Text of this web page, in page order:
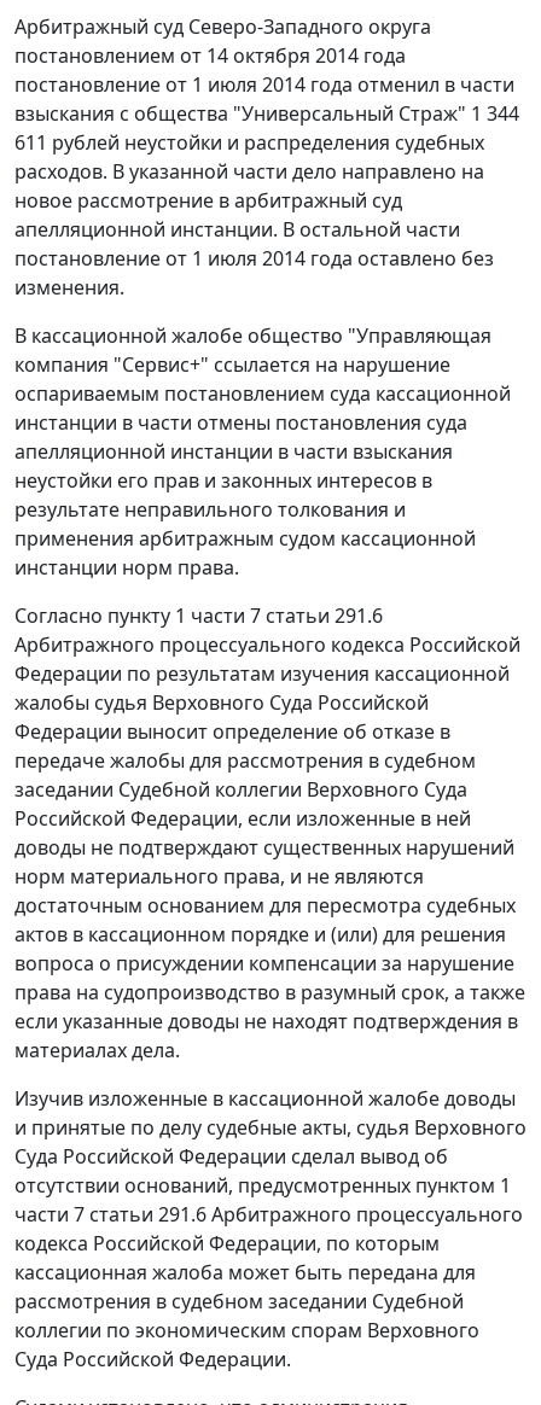
Арбитражный суд Северо-Западного округа
постановлением от 14 октября 2014 года
постановление от 1 июля 2014 года отменил в части
взыскания с общества "Универсальный Страж" 1 344
611 рублей неустойки и распределения судебных
расходов. В указанной части дело направлено на
новое рассмотрение в арбитражный суд
апелляционной инстанции. В остальной части
постановление от 1 июля 2014 года оставлено без
изменения.
В кассационной жалобе общество "Управляющая
компания "Сервис+" ссылается на нарушение
оспариваемым постановлением суда кассационной
инстанции в части отмены постановления суда
апелляционной инстанции в части взыскания
неустойки его прав и законных интересов в
результате неправильного толкования и
применения арбитражным судом кассационной
инстанции норм права.
Согласно пункту 1 части 7 статьи 291.6
Арбитражного процессуального кодекса Российской
Федерации по результатам изучения кассационной
жалобы судья Верховного Суда Российской
Федерации выносит определение об отказе в
передаче жалобы для рассмотрения в судебном
заседании Судебной коллегии Верховного Суда
Российской Федерации, если изложенные в ней
доводы не подтверждают существенных нарушений
норм материального права, и не являются
достаточным основанием для пересмотра судебных
актов в кассационном порядке и (или) для решения
вопроса о присуждении компенсации за нарушение
права на судопроизводство в разумный срок, а также
если указанные доводы не находят подтверждения в
материалах дела.
Изучив изложенные в кассационной жалобе доводы
и принятые по делу судебные акты, судья Верховного
Суда Российской Федерации сделал вывод об
отсутствии оснований, предусмотренных пунктом 1
части 7 статьи 291.6Арбитражного процессуального
кодекса Российской Федерации, по которым
кассационная жалоба может быть передана для
рассмотрения в судебном заседании Судебной
коллегии по экономическим спорам Верховного
Суда Российской Федерации.